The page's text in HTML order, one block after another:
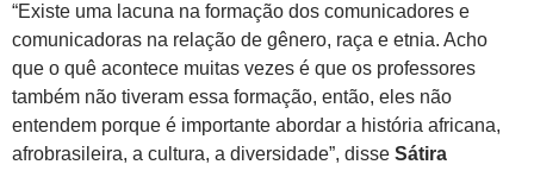
“Existe uma lacuna na formação dos comunicadores e
comunicadoras na relação de gênero, raça e etnia. Acho
que o quê acontece muitas vezes é que os professores
também não tiveram essa formação, então, eles não
entendem porque é importante abordar a história africana,
afrobrasileira, a cultura, a diversidade”, disse Sátira